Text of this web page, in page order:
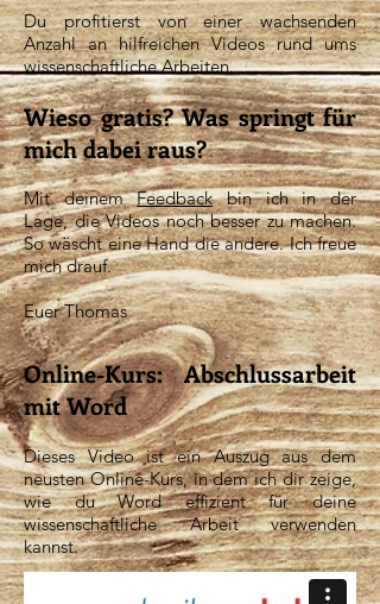
Du profitierst von einer wachsenden
Anzahl an hilfreichen Videos rund ums
wissenschaftliche Arbeiten.
Wieso gratis? Was springt für
mich dabei raus?
Mit deinemFeedbackbin ich in der
Lage, die Videos noch besser zu machen.
So wäscht eine Hand die andere. Ich freue
mich drauf.
Euer Thomas
Online-Kurs: Abschlussarbeit
mit Word
Dieses Video ist ein Auszug aus dem
neusten Online-Kurs, in dem ich dir zeige,
wie du Word effizient für deine
wissenschaftliche Arbeit verwenden
kannst.